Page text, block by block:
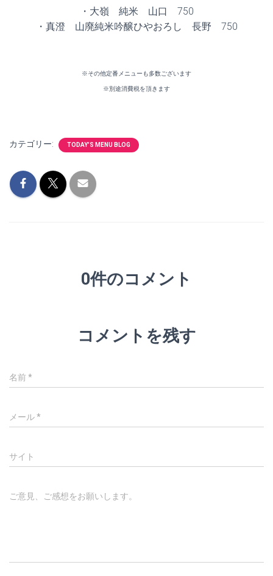
・大嶺 純米 山口 750
・真澄 山廃純米吟醸ひやおろし 長野 750
※その他定番メニューも多数ございます
※別途消費税を頂きます
カテゴリー: TODAY'S MENU BLOG
0件のコメント
コメントを残す
名前*
メール*
サイト
ご意見、ご感想をお願いします。